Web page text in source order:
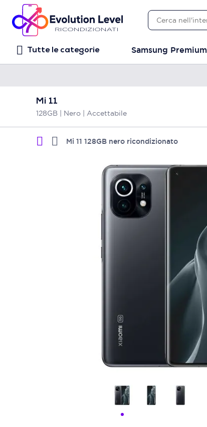
Tutte le categorie Samsung Premium
Mi 11
128GB | Nero | Accettabile
Mi 11 128GB nero ricondizionato